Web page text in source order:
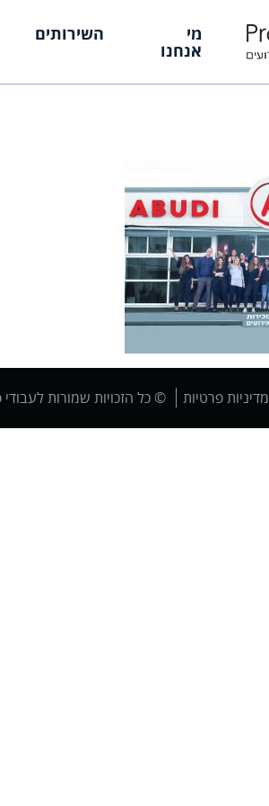
מי
אנחנו
השירותים
מדיניות פרטיות © כל הזכויות שמורות לעבודי